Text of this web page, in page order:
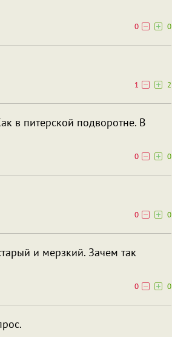
0 0
1 2
в питерской подворотне. B
0 0
0 0
и мерзкий. Зачем так
0 0